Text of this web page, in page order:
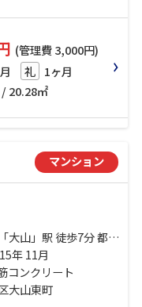
(管理費 3,000円)
礼 1ヶ月
20.28㎡
マンション
山」駅 徒歩7分 都営
区役所前」駅 徒歩5分
」駅 徒歩15分
年 11月
コンクリート
大山東町